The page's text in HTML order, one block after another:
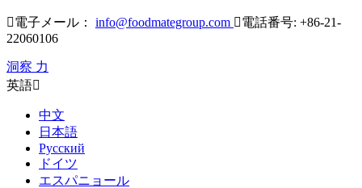
電子メール： info@foodmategroup.com 電話番号: +86-21-
22060106
洞察 力
英語
中文
日本語
Русский
ドイツ
エスパニョール